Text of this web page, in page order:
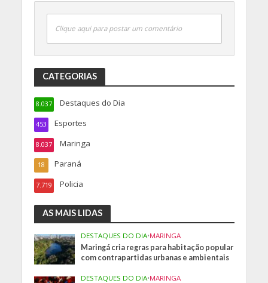
Clique aqui para postar um comentário
CATEGORIAS
Destaques do Dia
8.037
Esportes
453
Maringa
8.037
Paraná
18
Policia
7.719
AS MAIS LIDAS
DESTAQUES DO DIA•MARINGA
Maringá cria regras para habitação popular
com contrapartidas urbanas e ambientais
DESTAQUES DO DIA•MARINGA